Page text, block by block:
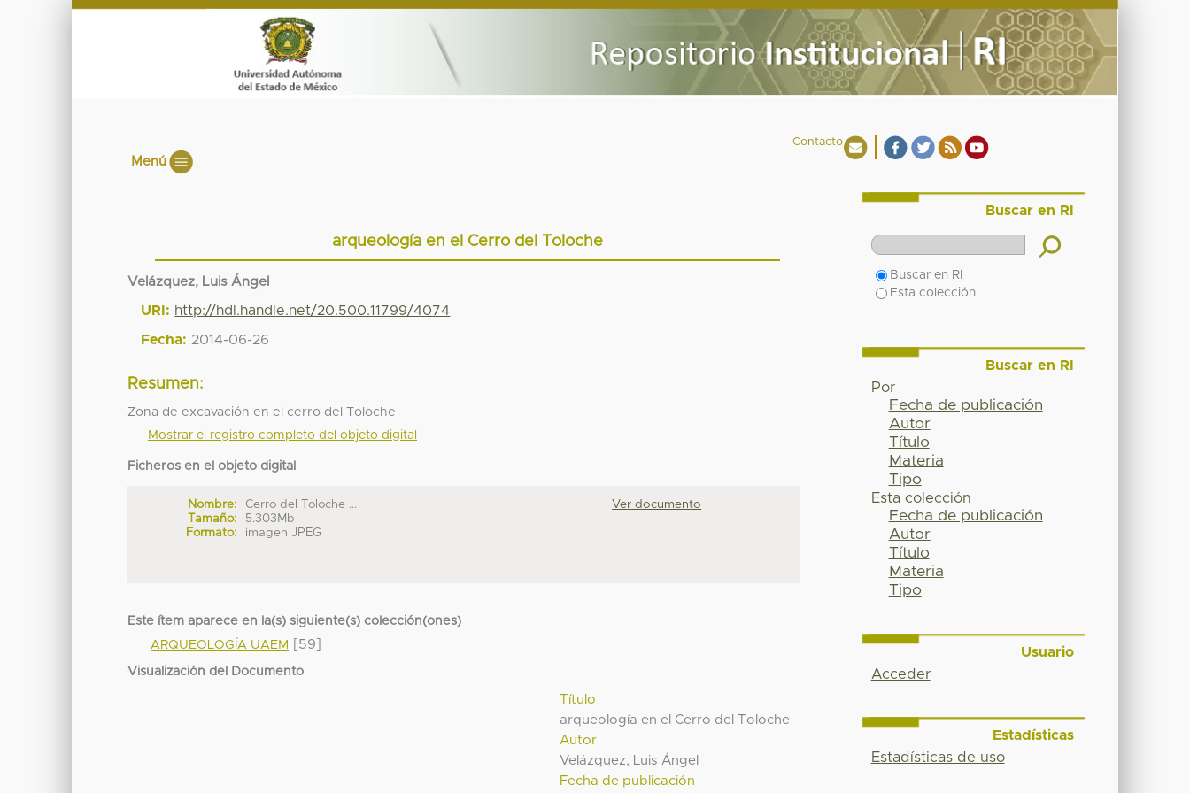
Contacto
Menú
arqueología en el Cerro del Toloche
Velázquez, Luis Ángel
URI: http://hdl.handle.net/20.500.11799/4074
Fecha: 2014-06-26
Resumen:
Zona de excavación en el cerro del Toloche
Mostrar el registro completo del objeto digital
Ficheros en el objeto digital
Nombre:
Cerro del Toloche ...
Tamaño:
5.303Mb
Formato:
imagen JPEG
Ver documento
Este ítem aparece en la(s) siguiente(s) colección(ones)
ARQUEOLOGÍA UAEM
[59]
Visualización del Documento
Título
arqueología en el Cerro del Toloche
Autor
Velázquez, Luis Ángel
Fecha de publicación
Buscar en RI
Buscar en RI
Esta colección
Buscar en RI
Por
Fecha de publicación
Autor
Título
Materia
Tipo
Esta colección
Fecha de publicación
Autor
Título
Materia
Tipo
Usuario
Acceder
Estadísticas
Estadísticas de uso